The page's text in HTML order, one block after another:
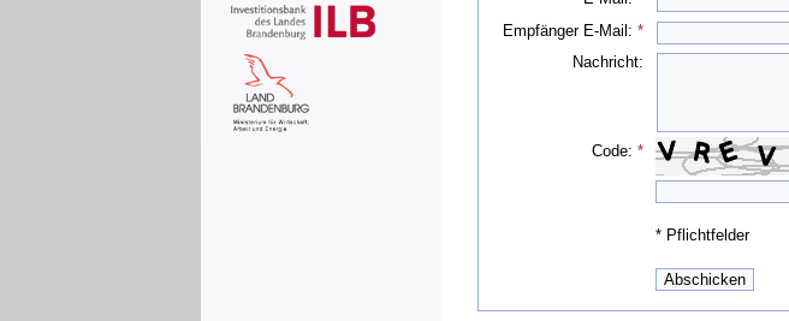
Empfänger E-Mail:*
Nachricht:
Code:*
* Pflichtfelder